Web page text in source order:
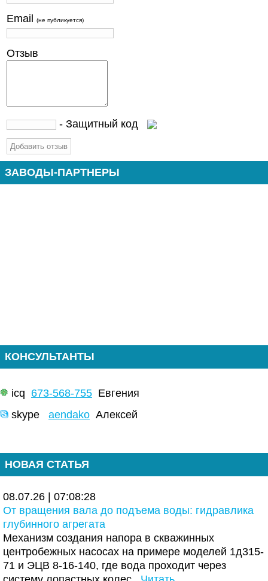
Email (не публикуется)
Отзыв
- Защитный код
ЗАВОДЫ-ПАРТНЕРЫ
КОНСУЛЬТАНТЫ
icq 673-568-755 Евгения
skype aendako Алексей
НОВАЯ СТАТЬЯ
08.07.26 | 07:08:28
От вращения вала до подъема воды: гидравлика
глубинного агрегата
Механизм создания напора в скважинных
центробежных насосах на примере моделей 1д315-
71 и ЭЦВ 8-16-140, где вода проходит через